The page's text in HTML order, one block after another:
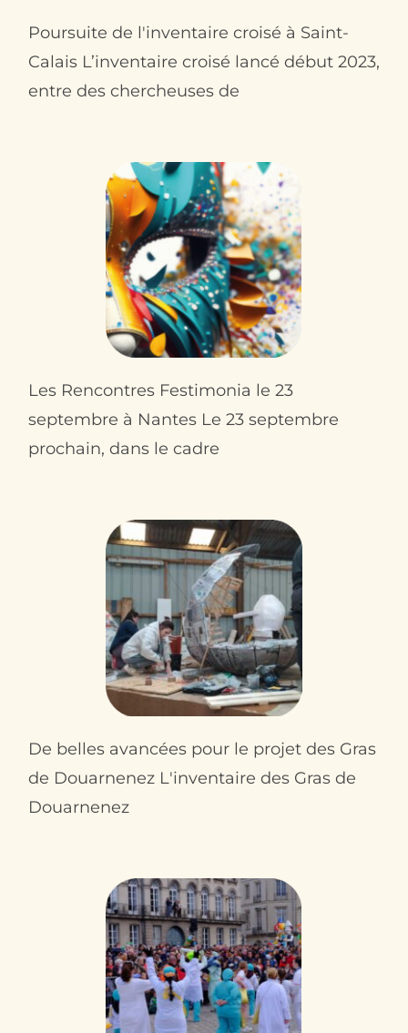
Poursuite de l'inventaire croisé à Saint-
Calais L’inventaire croisé lancé début 2023,
entre des chercheuses de
Les Rencontres Festimonia le 23
septembre à Nantes Le 23 septembre
prochain, dans le cadre
De belles avancées pour le projet des Gras
de Douarnenez L'inventaire des Gras de
Douarnenez